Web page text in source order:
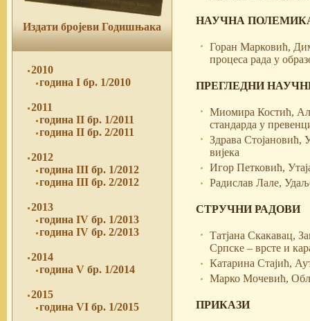
Издати бројеви Годишњака
2010
година I бр. 1/2010
2011
година II бр. 1/2011
година II бр. 2/2011
2012
година III бр. 1/2012
година III бр. 2/2012
2013
година IV бр. 1/2013
година IV бр. 2/2013
2014
година V бр. 1/2014
2015
година VI бр. 1/2015
НАУЧНА
Горан Марковић,
процеса рада у
ПРЕГЛЕДНИ
Миомира Костић,
стандарда у
Здрава Стојановић,
вијека
Игор Петковић,
Радислав Лале,
СТРУЧНИ РАДОВИ
Татјана Скакавац,
Српске – врсте и
Катарина Стајић,
Марко Мочевић,
ПРИКАЗИ